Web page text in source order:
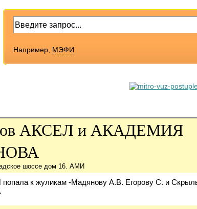
Например, МЭФИ
АКСЕЛ и АКАДЕМИЯ
шоссе дом 16. АМИ
попала к жуликам -Мадянову А.В. Егорову С. и